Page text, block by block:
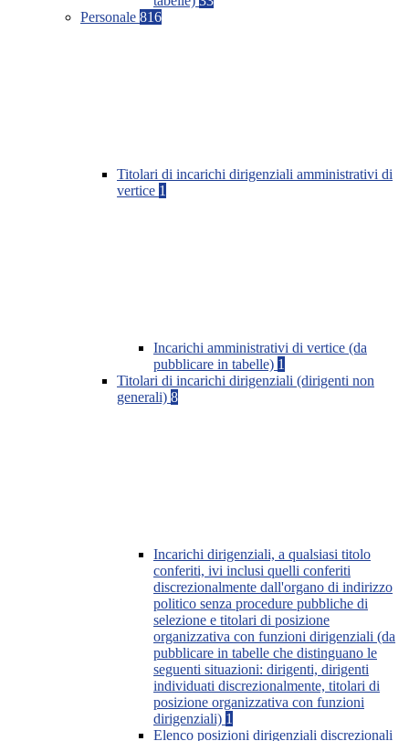
Personale 816
Titolari di incarichi dirigenziali amministrativi di
vertice 1
Incarichi amministrativi di vertice (da
pubblicare in tabelle) 1
Titolari di incarichi dirigenziali (dirigenti non
generali) 8
Incarichi dirigenziali, a qualsiasi titolo
conferiti, ivi inclusi quelli conferiti
discrezionalmente dall'organo di indirizzo
politico senza procedure pubbliche di
selezione e titolari di posizione
organizzativa con funzioni dirigenziali (da
pubblicare in tabelle che distinguano le
seguenti situazioni: dirigenti, dirigenti
individuati discrezionalmente, titolari di
posizione organizzativa con funzioni
dirigenziali) 1
Elenco posizioni dirigenziali discrezionali